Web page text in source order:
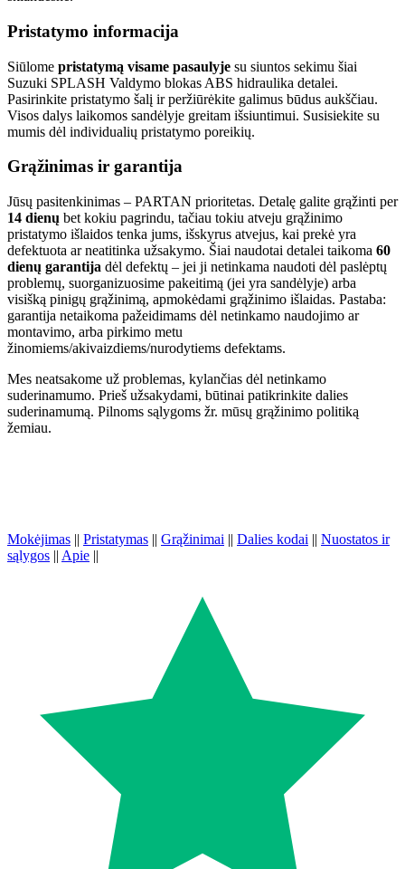
Pristatymo informacija
Siūlome pristatymą visame pasaulyje su siuntos sekimu šiai
Suzuki SPLASH Valdymo blokas ABS hidraulika detalei.
Pasirinkite pristatymo šalį ir peržiūrėkite galimus būdus aukščiau.
Visos dalys laikomos sandėlyje greitam išsiuntimui. Susisiekite su
mumis dėl individualių pristatymo poreikių.
Grąžinimas ir garantija
Jūsų pasitenkinimas – PARTAN prioritetas. Detalę galite grąžinti per
14 dienų bet kokiu pagrindu, tačiau tokiu atveju grąžinimo
pristatymo išlaidos tenka jums, išskyrus atvejus, kai prekė yra
defektuota ar neatitinka užsakymo. Šiai naudotai detalei taikoma 60
dienų garantija dėl defektų – jei ji netinkama naudoti dėl paslėptų
problemų, suorganizuosime pakeitimą (jei yra sandėlyje) arba
visišką pinigų grąžinimą, apmokėdami grąžinimo išlaidas. Pastaba:
garantija netaikoma pažeidimams dėl netinkamo naudojimo ar
montavimo, arba pirkimo metu
žinomiems/akivaizdiems/nurodytiems defektams.
Mes neatsakome už problemas, kylančias dėl netinkamo
suderinamumo. Prieš užsakydami, būtinai patikrinkite dalies
suderinamumą. Pilnoms sąlygoms žr. mūsų grąžinimo politiką
žemiau.
Mokėjimas || Pristatymas || Grąžinimai || Dalies kodai || Nuostatos ir
sąlygos || Apie ||